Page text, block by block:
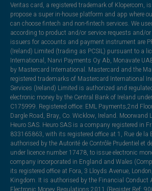
Veritas card, a registered trademark of Klopercom,
propose a super in-house platform and app where
can choose fintech and non-fintech services. We
according to product and/or service requests and/
issuers for accounts and payment instrument are
(Ireland) Limited (trading as PCSIL) pursuant to a
International, Narvi Payments Oy Ab, Monavate
by Mastercard International. Mastercard and the
registered trademarks of Mastercard International
Services (Ireland) Limited is authorized and
electronic money by the Central Bank of Ireland
C175999. Registered office: EML Payments,2nd
Dargle Road, Bray, Co. Wicklow, Ireland.
Heuro SAS. Heuro SAS is a company registered in
833165863, with its registered office at 1, Rue de la
authorised by the Autorité de Contrôle Prudentiel et
under licence number 17478, to issue electronic
company incorporated in England and Wales
its registered office at Fora, 3 Lloyds Avenue,
Kingdom. It is authorised by the Financial Conduct